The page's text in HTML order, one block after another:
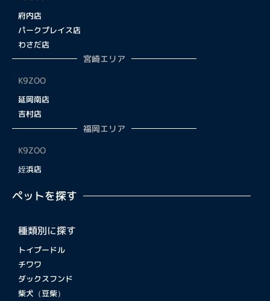
府内店
パークプレイス店
わさだ店
宮崎エリア
K9ZOO
延岡南店
吉村店
福岡エリア
K9ZOO
姪浜店
ペットを探す
種類別に探す
トイプードル
チワワ
ダックスフンド
柴犬（豆柴）